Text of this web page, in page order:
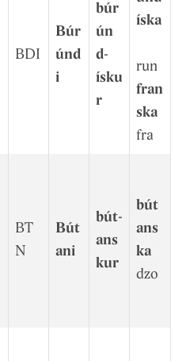
BDI
Búr
únd
i
búr
ún
d­
ísku
r
íska
run
fran
ska
fra
BT
N
Bút
ani
bút­
ans
kur
bút
ans
ka
dzo